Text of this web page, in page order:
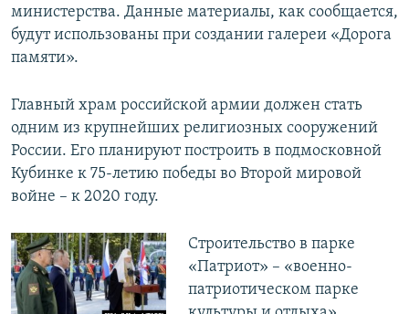
министерства. Данные материалы, как сообщается,
будут использованы при создании галереи «Дорога
памяти».
Главный храм российской армии должен стать
одним из крупнейших религиозных сооружений
России. Его планируют построить в подмосковной
Кубинке к 75-летию победы во Второй мировой
войне – к 2020 году.
Строительство в парке
«Патриот» – «военно-
патриотическом парке